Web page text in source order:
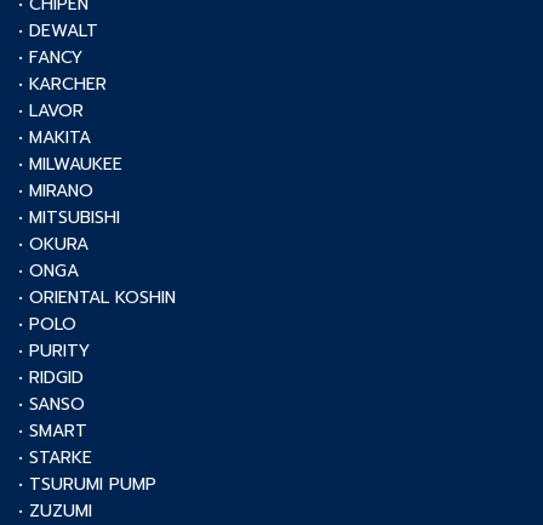
• DEWALT
• FANCY
• KARCHER
• LAVOR
• MAKITA
• MILWAUKEE
• MIRANO
• MITSUBISHI
• OKURA
• ONGA
• ORIENTAL KOSHIN
• POLO
• PURITY
• RIDGID
• SANSO
• SMART
• STARKE
• TSURUMI PUMP
• ZUZUMI